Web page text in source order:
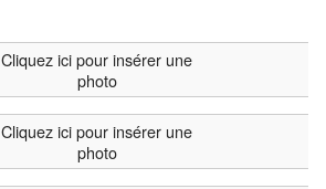
Cliquez ici pour insérer une
photo
Cliquez ici pour insérer une
photo